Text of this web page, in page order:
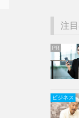
注
PR
ビジネス